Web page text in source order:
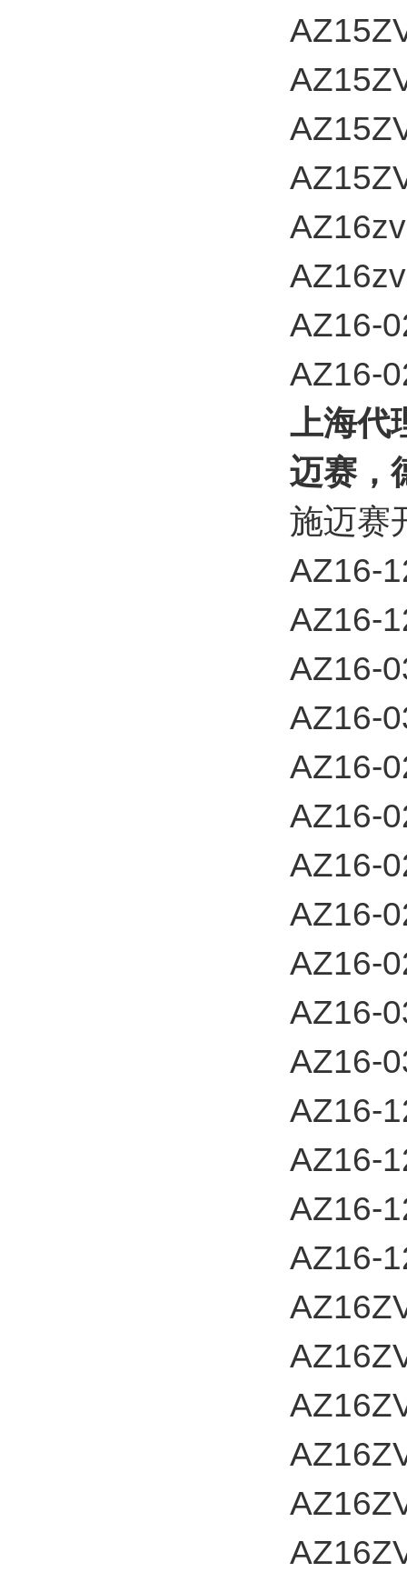
AZ16-
AZ16-
上海代
迈赛，
施迈赛
AZ16-
AZ16-
AZ16-
AZ16-
AZ16-
AZ16-
AZ16-
AZ16-
AZ16-
AZ16-
AZ16-
AZ16-
AZ16-
AZ16-
AZ16-